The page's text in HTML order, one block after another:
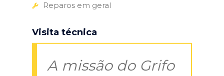
Reparos em geral
Visita técnica
A missão do Grifo